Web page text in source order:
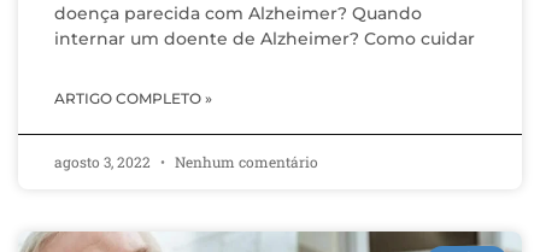
doença parecida com Alzheimer? Quando
internar um doente de Alzheimer? Como cuidar
ARTIGO COMPLETO »
agosto 3, 2022 Nenhum comentário